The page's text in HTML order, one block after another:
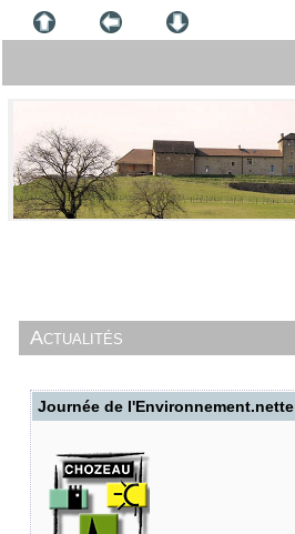
Actualités
Journée de l'Environnement.nette